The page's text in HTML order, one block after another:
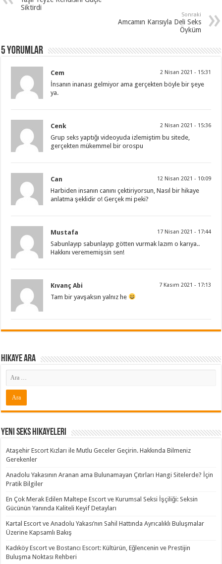
Siktirdi
Sonraki
Amcamın Karısıyla Deli Seks
Öyküm
5 Yorumlar
Cem 2 Nisan 2021 - 15:31
İnsanın inanası gelmiyor ama gerçekten böyle bir şeye
ya.
Cenk 2 Nisan 2021 - 15:36
Grup seks yaptığı videoyuda izlemiştim bu sitede,
gerçekten mükemmel bir orospu
Can 12 Nisan 2021 - 10:09
Harbiden insanın canını çektiriyorsun, Nasıl bir hikaye
anlatma şeklidir o! Gerçek mi peki?
Mustafa 17 Nisan 2021 - 17:44
Sabunlayıp sabunlayıp götten vurmak lazım o karıya..
Hakkını verememişsin sen!
Kıvanç Abi 7 Kasım 2021 - 17:13
Tam bir yavşaksın yalnız he
Hikaye ARA
Yeni Seks Hikayeleri
Ataşehir Escort Kızları ile Mutlu Geceler Geçirin. Hakkında Bilmeniz
Gerekenler
Anadolu Yakasının Aranan ama Bulunamayan Çıtırları Hangi Sitelerde? İçin
Pratik Bilgiler
En Çok Merak Edilen Maltepe Escort ve Kurumsal Seksi İşçiliği: Seksin
Gücünün Yanında Kaliteli Keyif Detayları
Kartal Escort ve Anadolu Yakası’nın Sahil Hattında Ayrıcalıklı Buluşmalar
Üzerine Kapsamlı Bakış
Kadıköy Escort ve Bostancı Escort: Kültürün, Eğlencenin ve Prestijin
Buluşma Noktası Rehberi